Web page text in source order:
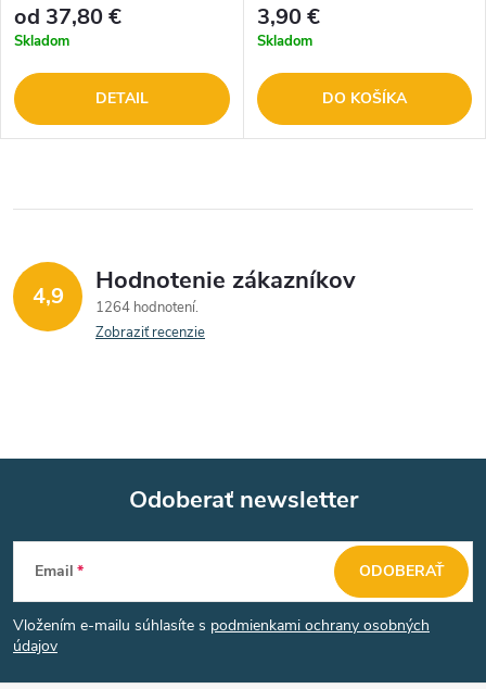
od 37,80 €
Skladom
DETAIL
3,90 €
Skladom
DO KOŠÍKA
4,9 Hodnotenie zákazníkov
1264 hodnotení
Zobraziť recenzie
Z
á
p
Odoberať newsletter
Email
Vložením e-mailu súhlasíte s podmienkami ochrany osobných
údajov
ODOBERAŤ